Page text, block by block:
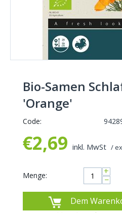
Bio-Samen
'Orange'
Code:
€2,69 inkl. MwSt /
Menge: +
−
Dem